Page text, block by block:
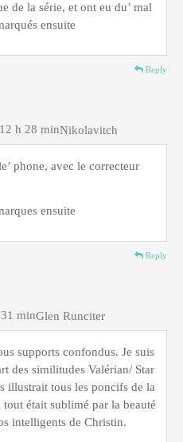
de la série, et ont eu du’ mal
ensuite
Reply
Nikolavitch
h 28 min
phone, avec le correcteur
ensuite
Reply
Glen Runciter
min
supports confondus. Je suis
des similitudes Valérian/ Star
illustrait tous les poncifs de la
tout était sublimé par la beauté
intelligents de Christin.